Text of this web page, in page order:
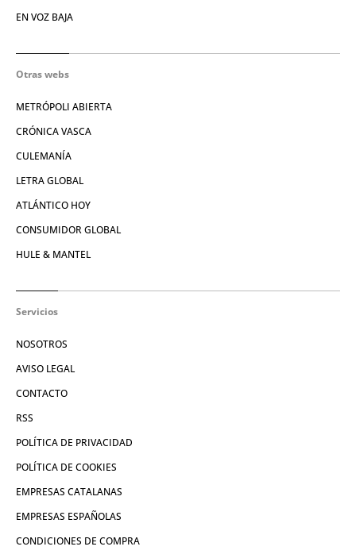
EN VOZ BAJA
Otras webs
METRÓPOLI ABIERTA
CRÓNICA VASCA
CULEMANÍA
LETRA GLOBAL
ATLÁNTICO HOY
CONSUMIDOR GLOBAL
HULE & MANTEL
Servicios
NOSOTROS
AVISO LEGAL
CONTACTO
RSS
POLÍTICA DE PRIVACIDAD
POLÍTICA DE COOKIES
EMPRESAS CATALANAS
EMPRESAS ESPAÑOLAS
CONDICIONES DE COMPRA